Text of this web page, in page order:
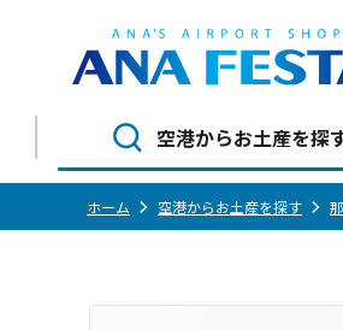
空港からお土産を探
ホーム 空港からお土産を探す